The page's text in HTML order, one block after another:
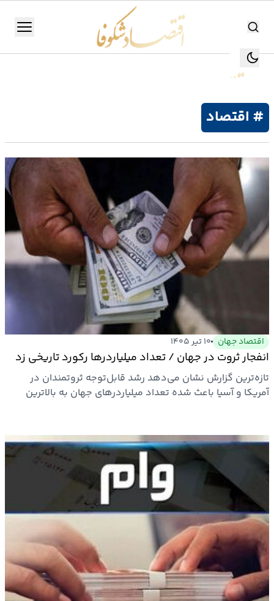
جستجو
منو
تولید
صنعت
انرژی
بانک،
بورس
و
جهان
بازار
و
تجارت
مسکن
اقتصاد
ایران
ارتباطات
# اقتصاد
اقتصاد جهان ۱۰ تیر ۱۴۰۵
انفجار ثروت در جهان / تعداد میلیاردرها رکورد تاریخی زد
تازه‌ترین گزارش نشان می‌دهد رشد قابل‌توجه ثروتمندان در
آمریکا و آسیا باعث شده تعداد میلیاردرهای جهان به بالاترین